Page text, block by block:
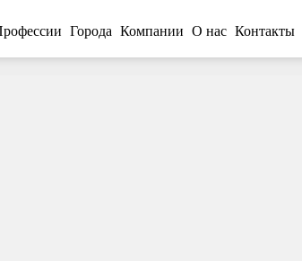
Города Компании О нас Контакты